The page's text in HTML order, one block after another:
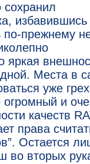
избавившись
по-прежнему
яркая
Места в
уже
огромный и
качеств
права
Остается
во вторых